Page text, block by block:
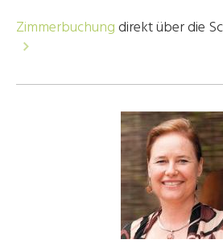
Zimmerbuchungdirekt über die